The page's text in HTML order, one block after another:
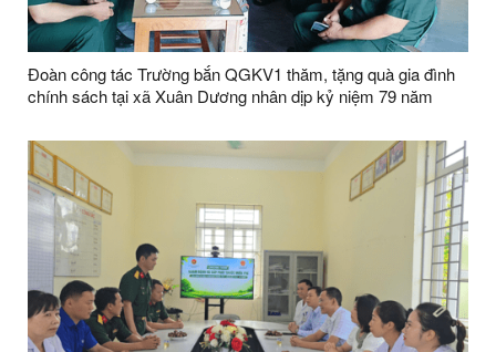
Đoàn công tác Trường bắn QGKV1 thăm, tặng quà gia đình
chính sách tại xã Xuân Dương nhân dịp kỷ niệm 79 năm